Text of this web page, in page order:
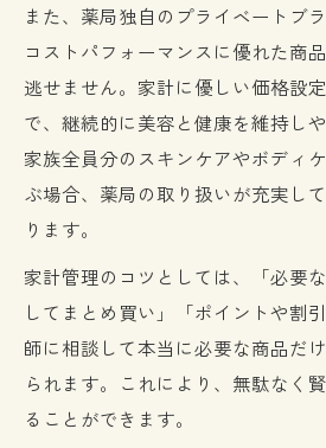
また、薬局独自のプライベートブ
コストパフォーマンスに優れた商
逃せません。家計に優しい価格設
で、継続的に美容と健康を維持し
家族全員分のスキンケアやボディ
ぶ場合、薬局の取り扱いが充実し
ります。
家計管理のコツとしては、「必要
してまとめ買い」「ポイントや割
師に相談して本当に必要な商品だ
られます。これにより、無駄なく
ることができます。